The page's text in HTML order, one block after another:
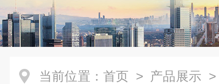
当前位置： 首页 > 产品展示